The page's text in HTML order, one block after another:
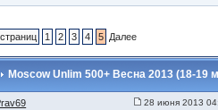
1 2 3 4 5 Далее
Moscow Unlim 500+ Весна 2013 (18-19
28 июня 2013